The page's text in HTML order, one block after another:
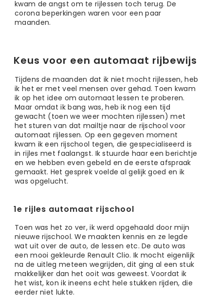
kwam de angst om te rijlessen toch terug. De
corona beperkingen waren voor een paar
maanden.
Keus voor een automaat rijbewijs
Tijdens de maanden dat ik niet mocht rijlessen, heb
ik het er met veel mensen over gehad. Toen kwam
ik op het idee om automaat lessen te proberen.
Maar omdat ik bang was, heb ik nog een tijd
gewacht (toen we weer mochten rijlessen) met
het sturen van dat mailtje naar de rijschool voor
automaat rijlessen. Op een gegeven moment
kwam ik een rijschool tegen, die gespecialiseerd is
in rijles met faalangst. Ik stuurde haar een berichtje
en we hebben even gebeld en de eerste afspraak
gemaakt. Het gesprek voelde al gelijk goed en ik
was opgelucht.
1e rijles automaat rijschool
Toen was het zo ver, ik werd opgehaald door mijn
nieuwe rijschool. We maakten kennis en ze legde
wat uit over de auto, de lessen etc. De auto was
een mooi gekleurde Renault Clio. Ik mocht eigenlijk
na de uitleg meteen wegrijden, dit ging al een stuk
makkelijker dan het ooit was geweest. Voordat ik
het wist, kon ik ineens echt hele stukken rijden, die
eerder niet lukte.